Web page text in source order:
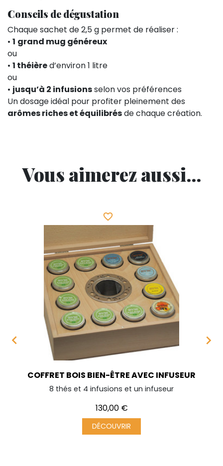
Conseils de dégustation
Chaque sachet de 2,5 g permet de réaliser :
• 1 grand mug généreux
ou
• 1 théièred’environ 1 litre
ou
• jusqu’à 2 infusionsselon vos préférences
Un dosage idéal pour profiter pleinement des
arômes riches et équilibrésde chaque création.
Vous aimerez aussi...

favorite_border
COFFRET BOIS BIEN-ÊTRE AVEC INFUSEUR
8 thés et 4 infusions et un infuseur
Prix
130,00 €
DÉCOUVRIR
